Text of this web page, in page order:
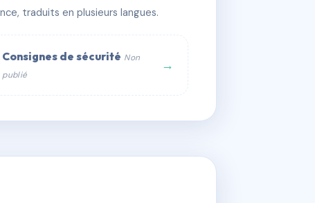
traduits en plusieurs langues.
Consignes de sécurité Non
publié
→